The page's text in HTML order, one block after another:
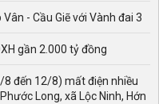
- Cầu Giẽ với Vành đai 3
gần 2.000 tỷ đồng
đến 12/8) mất điện nhiều
Long, xã Lộc Ninh, Hớn